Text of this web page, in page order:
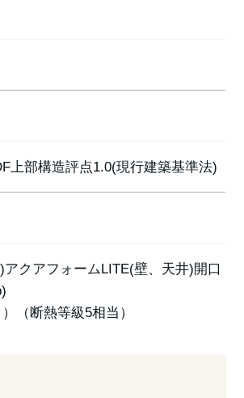
上部構造評点1.0(現行建築基準法)
クアフォームLITE(壁、天井)開口
（断熱等級5相当）